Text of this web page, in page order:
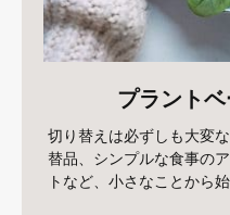
プラント
切り替えは必ずしも大変
替品、シンプルな食事の
トなど、小さなことから